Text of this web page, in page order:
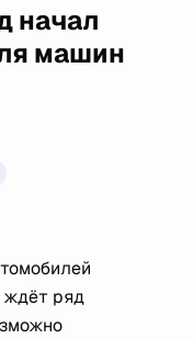
машин Renault
начал
машин
ждёт ряд